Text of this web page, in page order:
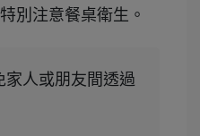
別注意餐桌衛生。
家人或朋友間透過